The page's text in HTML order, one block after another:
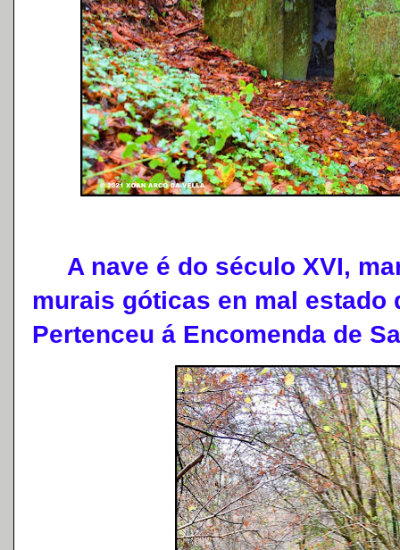
A nave é do século XVI,
murais góticas en mal estado
Pertenceu á Encomenda de